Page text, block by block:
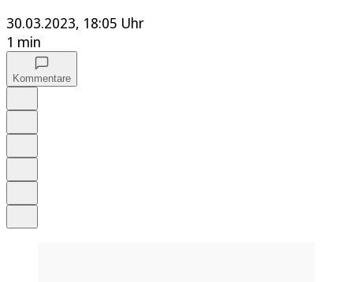
30.03.2023, 18:05 Uhr
1 min
Kommentare